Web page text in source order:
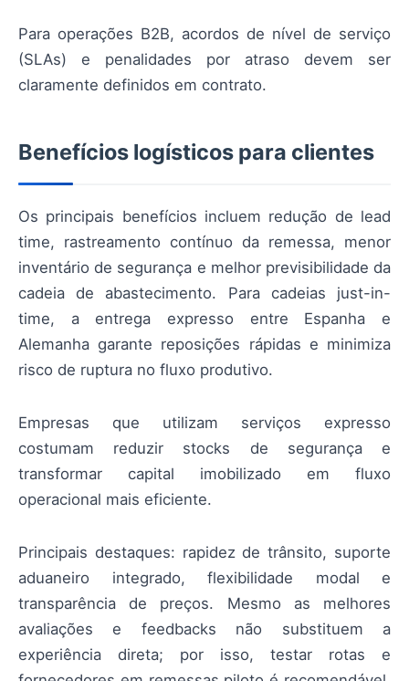
Para operações B2B, acordos de nível de serviço
(SLAs) e penalidades por atraso devem ser
claramente definidos em contrato.
Benefícios logísticos para clientes
Os principais benefícios incluem redução de lead
time, rastreamento contínuo da remessa, menor
inventário de segurança e melhor previsibilidade da
cadeia de abastecimento. Para cadeias just-in-
time, a entrega expresso entre Espanha e
Alemanha garante reposições rápidas e minimiza
risco de ruptura no fluxo produtivo.
Empresas que utilizam serviços expresso
costumam reduzir stocks de segurança e
transformar capital imobilizado em fluxo
operacional mais eficiente.
Principais destaques: rapidez de trânsito, suporte
aduaneiro integrado, flexibilidade modal e
transparência de preços. Mesmo as melhores
avaliações e feedbacks não substituem a
experiência direta; por isso, testar rotas e